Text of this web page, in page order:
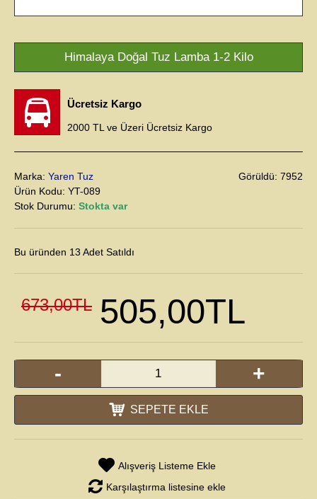
Himalaya Doğal Tuz Lamba 1-2 Kilo
Ücretsiz Kargo
2000 TL ve Üzeri Ücretsiz Kargo
Görüldü: 7952
Marka: Yaren Tuz
Ürün Kodu: YT-089
Stok Durumu: Stokta var
Bu üründen 13 Adet Satıldı
673,00TL 505,00TL
- +
SEPETE EKLE
Alışveriş Listeme Ekle
Karşılaştırma listesine ekle